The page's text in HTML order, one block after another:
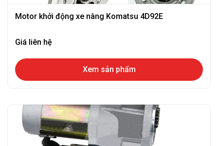
Motor khởi động xe nâng Komatsu 4D92E
Giá liên hệ
Xem sản phẩm